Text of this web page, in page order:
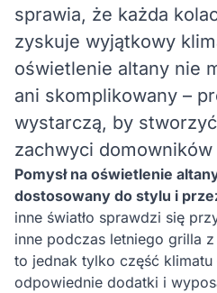
sprawia, że każda
zyskuje wyjątkowy
oświetlenie altany nie
ani skomplikowany –
wystarczą, by
zachwyci
Pomysł na oświetlenie
dostosowany do stylu i
inne światło sprawdzi się
inne podczas letniego grilla
to jednak tylko część klimatu
odpowiednie dodatki i